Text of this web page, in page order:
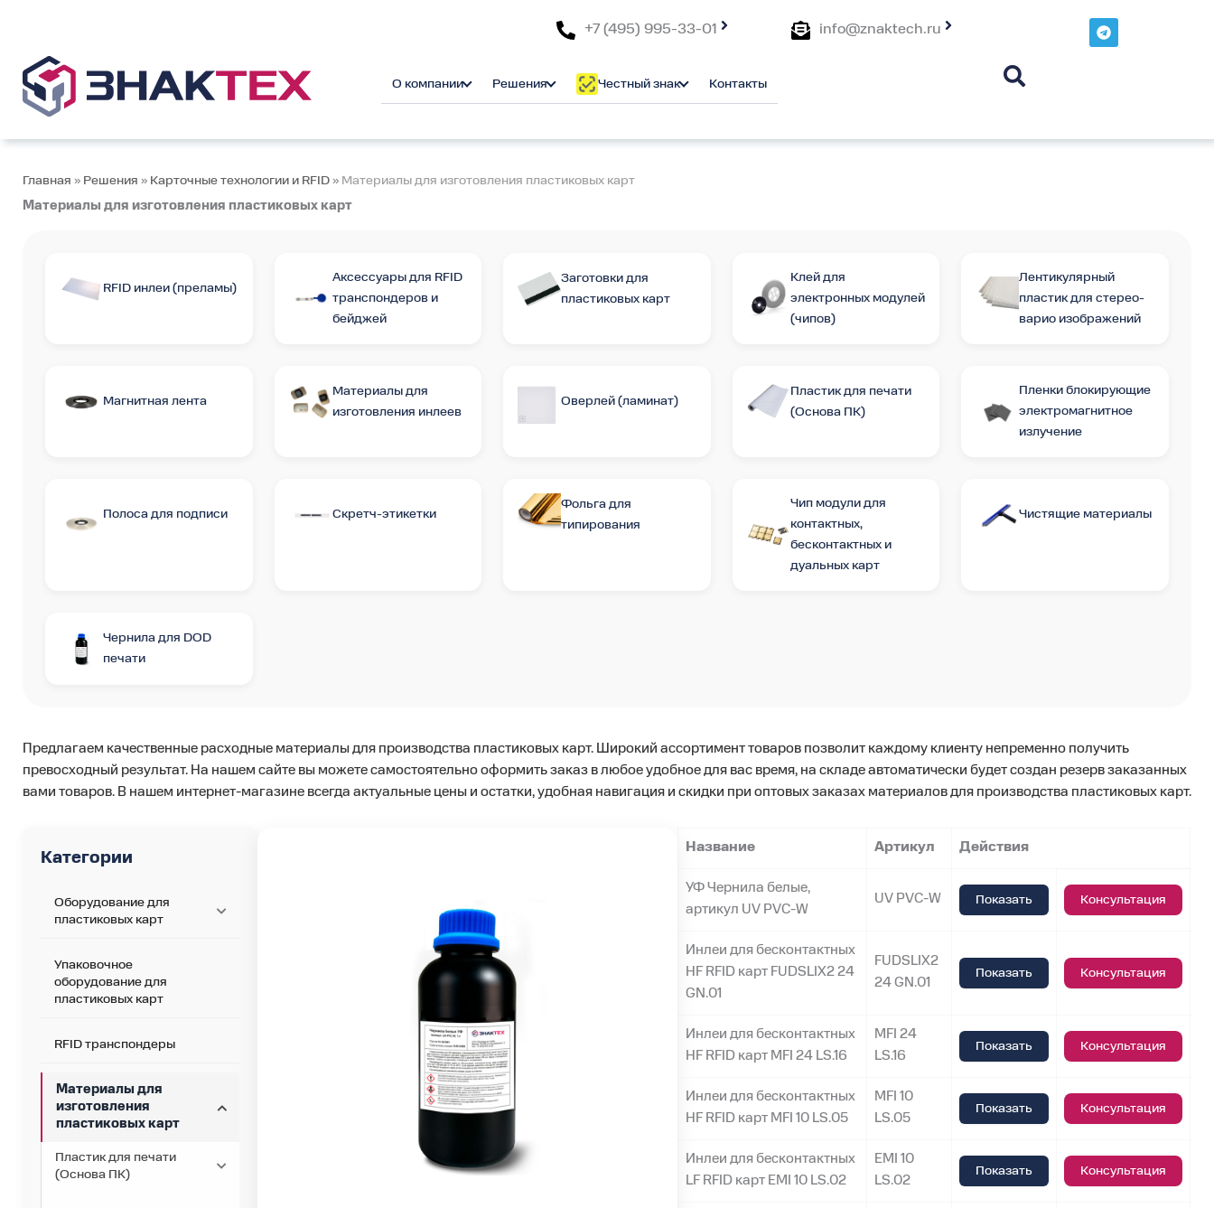
+7 (495) 995-33-01 info@znaktech.ru
T
e
О компании Решения Честный знак Контакты
Главная » Решения » Карточные технологии и RFID » Материалы для изготовления пластиковых карт
Материалы для изготовления пластиковых карт
RFID инлеи (преламы)
Аксессуары для RFID
транспондеров и
бейджей
Заготовки для
пластиковых карт
Клей для
электронных модулей
(чипов)
Лентикулярный
пластик для стерео-
варио изображений
Магнитная лента
Материалы для
изготовления инлеев
Оверлей (ламинат)
Пластик для печати
(Основа ПК)
Пленки блокирующие
электромагнитное
излучение
Полоса для подписи Скретч-этикетки
Фольга для
типирования
Чип модули для
контактных,
бесконтактных и
дуальных карт
Чистящие материалы
Чернила для DOD
печати
Предлагаем качественные расходные материалы для производства пластиковых карт. Широкий ассортимент товаров позволит каждому клиенту непременно получить
превосходный результат. На нашем сайте вы можете самостоятельно оформить заказ в любое удобное для вас время, на складе автоматически будет создан резерв заказанных
вами товаров. В нашем интернет-магазине всегда актуальные цены и остатки, удобная навигация и скидки при оптовых заказах материалов для производства пластиковых карт.
Категории
Оборудование для
пластиковых карт
Упаковочное
оборудование для
пластиковых карт
RFID транспондеры
Материалы для
изготовления
пластиковых карт
Пластик для печати
(Основа ПК)
Название Артикул Действия
УФ Чернила белые,
артикул UV PVC-W
UV PVC-W Показать Консультация
Инлеи для бесконтактных
HF RFID карт FUDSLIX2 24
GN.01
FUDSLIX2
24 GN.01
Показать Консультация
Инлеи для бесконтактных
HF RFID карт MFI 24 LS.16
MFI 24
LS.16
Показать Консультация
Инлеи для бесконтактных
HF RFID карт MFI 10 LS.05
MFI 10
LS.05
Показать Консультация
Инлеи для бесконтактных
LF RFID карт EMI 10 LS.02
EMI 10
LS.02
Показать Консультация